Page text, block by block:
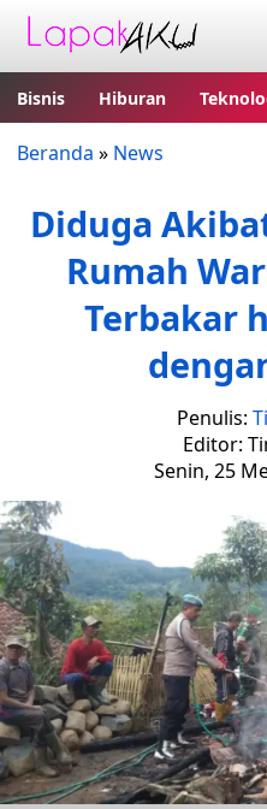
Bisnis Hiburan
Beranda » News
Diduga
Rumah
Terbakar
Penulis:
Editor:
Senin, 25